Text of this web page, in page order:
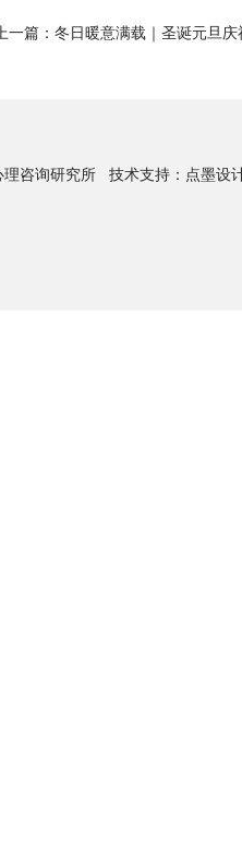
上一篇： 冬日暖意满载｜圣诞元旦
理咨询研究所 技术支持：点墨设